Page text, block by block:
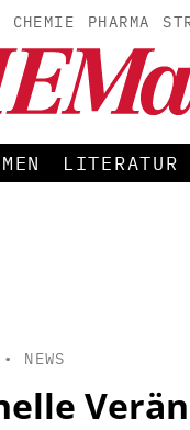
CHEMIE PHARMA
LITERATUR
NEWS